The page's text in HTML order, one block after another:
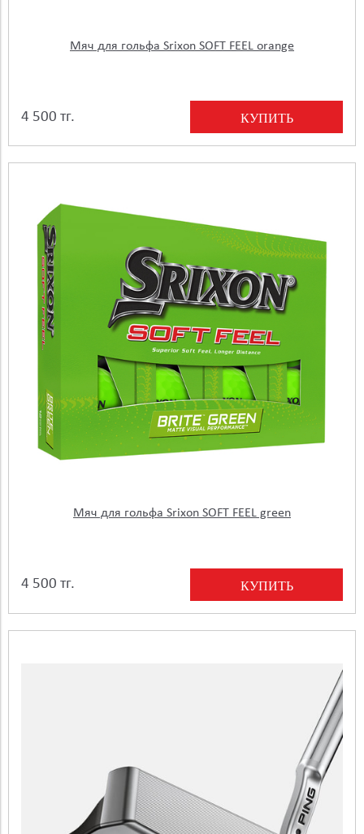
Мяч для гольфа Srixon SOFT FEEL orange
4 500 тг. КУПИТЬ
Мяч для гольфа Srixon SOFT FEEL green
4 500 тг. КУПИТЬ